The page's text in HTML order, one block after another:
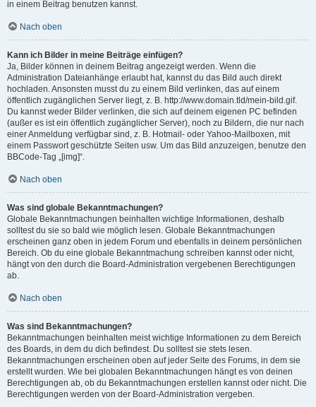
in einem Beitrag benutzen kannst.
Nach oben
Kann ich Bilder in meine Beiträge einfügen?
Ja, Bilder können in deinem Beitrag angezeigt werden. Wenn die
Administration Dateianhänge erlaubt hat, kannst du das Bild auch direkt
hochladen. Ansonsten musst du zu einem Bild verlinken, das auf einem
öffentlich zugänglichen Server liegt, z. B. http://www.domain.tld/mein-bild.gif.
Du kannst weder Bilder verlinken, die sich auf deinem eigenen PC befinden
(außer es ist ein öffentlich zugänglicher Server), noch zu Bildern, die nur nach
einer Anmeldung verfügbar sind, z. B. Hotmail- oder Yahoo-Mailboxen, mit
einem Passwort geschützte Seiten usw. Um das Bild anzuzeigen, benutze den
BBCode-Tag „[img]“.
Nach oben
Was sind globale Bekanntmachungen?
Globale Bekanntmachungen beinhalten wichtige Informationen, deshalb
solltest du sie so bald wie möglich lesen. Globale Bekanntmachungen
erscheinen ganz oben in jedem Forum und ebenfalls in deinem persönlichen
Bereich. Ob du eine globale Bekanntmachung schreiben kannst oder nicht,
hängt von den durch die Board-Administration vergebenen Berechtigungen
ab.
Nach oben
Was sind Bekanntmachungen?
Bekanntmachungen beinhalten meist wichtige Informationen zu dem Bereich
des Boards, in dem du dich befindest. Du solltest sie stets lesen.
Bekanntmachungen erscheinen oben auf jeder Seite des Forums, in dem sie
erstellt wurden. Wie bei globalen Bekanntmachungen hängt es von deinen
Berechtigungen ab, ob du Bekanntmachungen erstellen kannst oder nicht. Die
Berechtigungen werden von der Board-Administration vergeben.